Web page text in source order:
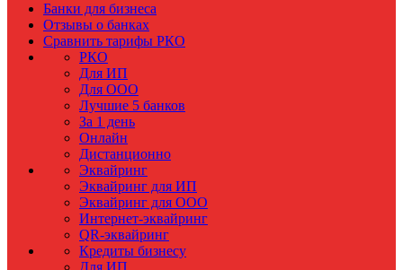
Банки для бизнеса
Отзывы о банках
Сравнить тарифы РКО
РКО
Для ИП
Для ООО
Лучшие 5 банков
За 1 день
Онлайн
Дистанционно
Эквайринг
Эквайринг для ИП
Эквайринг для ООО
Интернет-эквайринг
QR-эквайринг
Кредиты бизнесу
Для ИП